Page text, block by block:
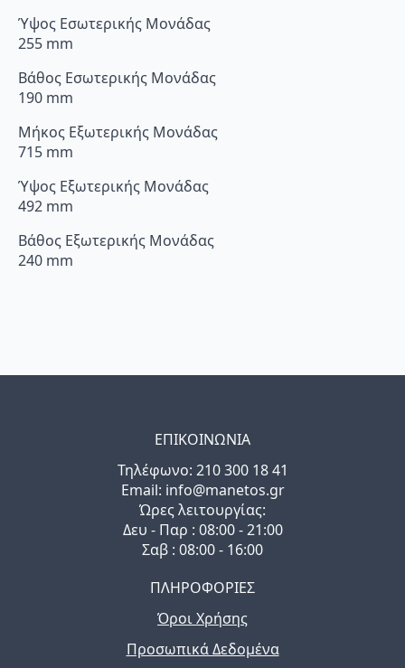
Ύψος Εσωτερικής Μονάδας
255 mm
Βάθος Εσωτερικής Μονάδας
190 mm
Μήκος Εξωτερικής Μονάδας
715 mm
Ύψος Εξωτερικής Μονάδας
492 mm
Βάθος Εξωτερικής Μονάδας
240 mm
ΕΠΙΚΟΙΝΩΝΙΑ
Τηλέφωνo: 210 300 18 41
Email: info@manetos.gr
Ώρες λειτουργίας:
Δευ - Παρ : 08:00 - 21:00
Σαβ : 08:00 - 16:00
ΠΛΗΡΟΦΟΡΙΕΣ
Όροι Χρήσης
Προσωπικά Δεδομένα